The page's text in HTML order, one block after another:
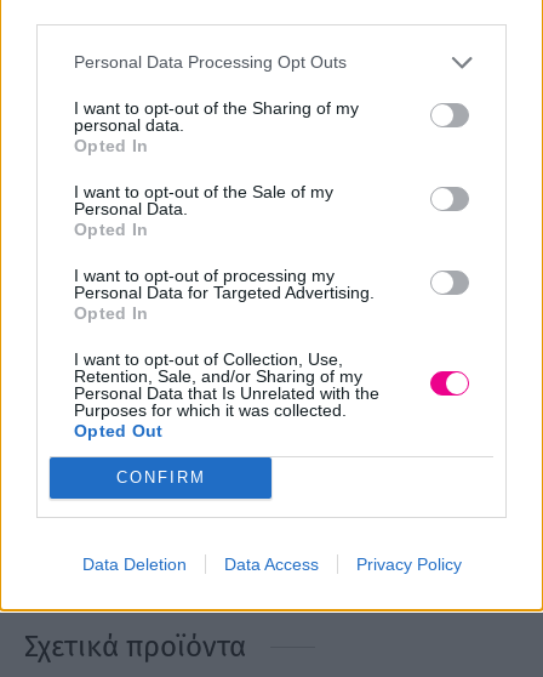
Personal Data Processing Opt Outs
I want to opt-out of the Sharing of my
personal data.
Opted In
I want to opt-out of the Sale of my
Personal Data.
Opted In
I want to opt-out of processing my
Personal Data for Targeted Advertising.
Opted In
I want to opt-out of Collection, Use,
Retention, Sale, and/or Sharing of my
Personal Data that Is Unrelated with the
Purposes for which it was collected.
Opted Out
CONFIRM
Data Deletion Data Access Privacy Policy
αργκάν και κερατίνη Keratin.
Τρόπος χρήσης: Μετά τη χρήση του σαμπουάν και της
παλάμη σας και έπειτα σε νωπά ή στεγνά μαλλιά. Δεν
ξεβγάζετε. Χωρίς θειϊκά άλατα.
Extra Tips: Όταν κάνετε συχνά τεχνικές εργασίες όπως
κερατίνη είναι απαραίτητη. Συνήθως τα μαλλιά μας μετά
από αυτές τις τεχνικές εργασίες χάνουν ένα μεγάλο μέρος
της κερατίνης, με αποτέλεσμα να κόβονται και να
αποκτούν ψαλίδα. Τα προϊόντα της σειράς Keratin
επαναγεμίζουν τη χαμένη κερατίνη στην τρίχα. Έτσι, τα
Σχετικά προϊόντα